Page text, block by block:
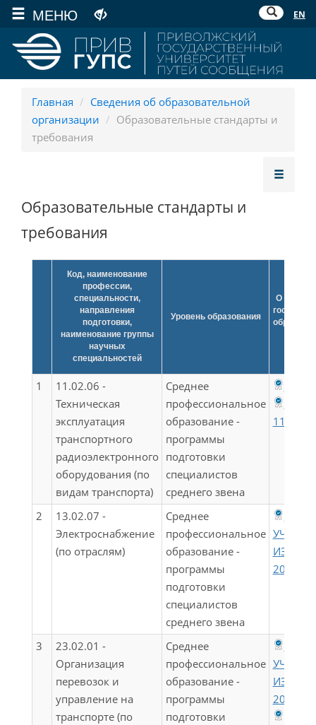
МЕНЮ EN
Главная / Сведения об образовательной
организации / Образовательные стандарты и
требования
Образовательные стандарты и
требования
Код, наименование
профессии,
специальности,
направления
подготовки,
наименование группы
научных
специальностей
Уровень образования
О
1
11.02.06 -
Техническая
эксплуатация
транспортного
радиоэлектронного
оборудования (по
видам транспорта)
Среднее
профессиональное
образование -
программы
подготовки
специалистов
среднего звена
11.02.06
2
13.02.07 -
Электроснабжение
(по отраслям)
Среднее
профессиональное
образование -
программы
подготовки
специалистов
среднего звена
УЧЕТОМ
2022)(Э)
3
23.02.01 -
Организация
перевозок и
управление на
транспорте (по
Среднее
профессиональное
образование -
программы
подготовки
УЧЕТОМ
2022)(Д)